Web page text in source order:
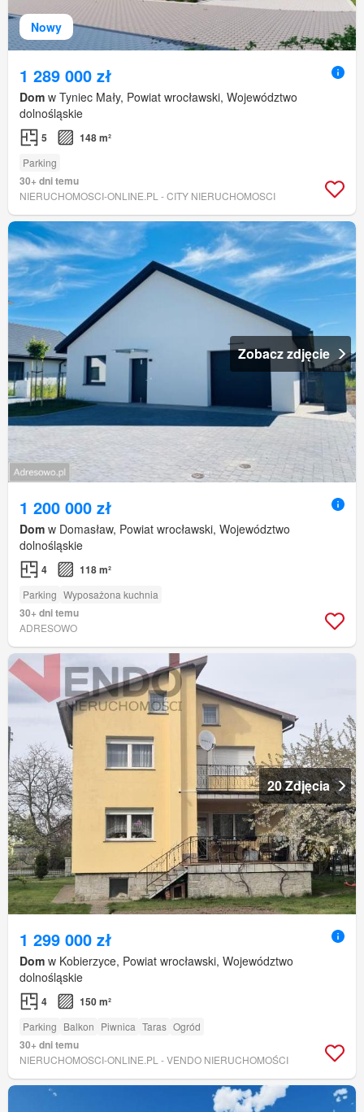
Nowy
1 289 000 zł
Dom w Tyniec Mały, Powiat wrocławski, Województwo
dolnośląskie
5 148 m²
Parking
30+ dni temu
NIERUCHOMOSCI-ONLINE.PL - CITY NIERUCHOMOSCI
Zobacz zdjęcie
1 200 000 zł
Dom w Domasław, Powiat wrocławski, Województwo
dolnośląskie
4 118 m²
Parking Wyposażona kuchnia
30+ dni temu
ADRESOWO
20 Zdjęcia
1 299 000 zł
Dom w Kobierzyce, Powiat wrocławski, Województwo
dolnośląskie
4 150 m²
Parking Balkon Piwnica Taras Ogród
30+ dni temu
NIERUCHOMOSCI-ONLINE.PL - VENDO NIERUCHOMOŚCI